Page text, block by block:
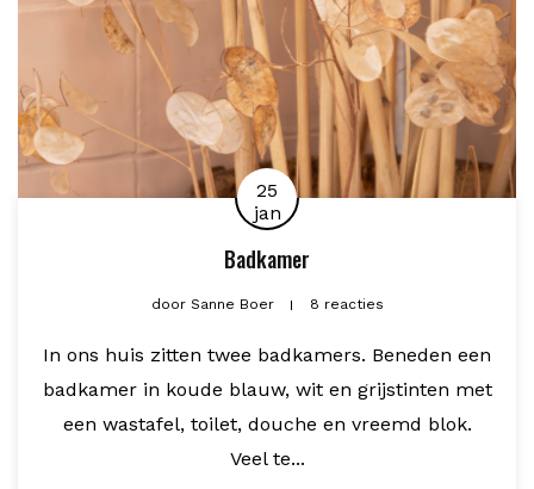
25
jan
Badkamer
doorSanne Boer 8 reacties
In ons huis zitten twee badkamers. Beneden een
badkamer in koude blauw, wit en grijstinten met
een wastafel, toilet, douche en vreemd blok.
Veel te...